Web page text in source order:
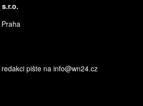
pište na info@wn24.cz